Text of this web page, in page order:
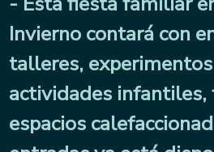
Invierno contará con
talleres,
actividades
espacios